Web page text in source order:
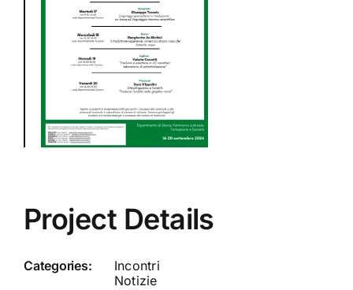
Project Details
Categories:
Incontri
Notizie